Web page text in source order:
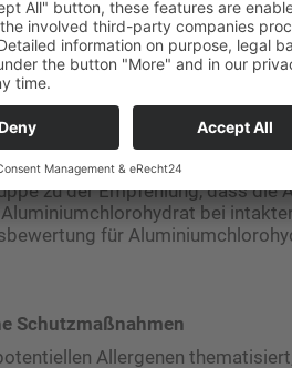
Untersuchungen
sie eine gezielte Auswertung
Ergebnisse des Cochrane
(Bauer et al., 2018). „Wir
von Aluminiumchlorhydroxid
Fartasch, Berufsdermatologin
aktuellen Stellungnahmen des
der Europäischen
zu der Empfehlung, dass die
bei
für
Schutzmaßnahmen
Allergenen